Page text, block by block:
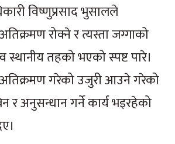
विष्णुप्रसाद भुसालले
रोक्ने र त्यस्ता जग्गाको
स्थानीय तहको भएको स्पष्ट पारे।
गरेको उजुरी आउने गरेको
र अनुसन्धान गर्ने कार्य भइरहेको